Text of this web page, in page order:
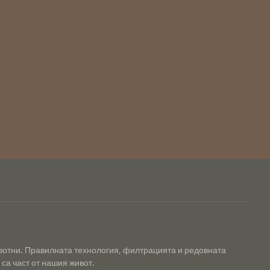
Правилната технология, филтрацията и редовната
част от нашия живот.